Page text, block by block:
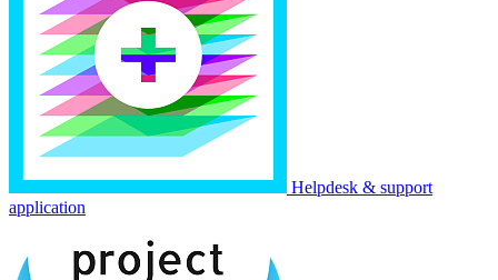
Helpdesk & support
application